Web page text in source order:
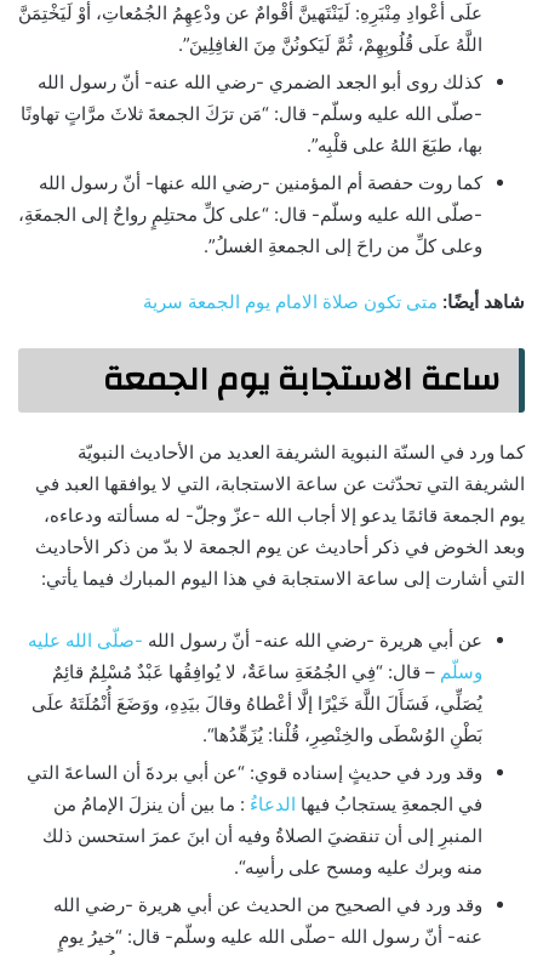
علَى أعْوادِ مِنْبَرِهِ: لَيَنْتَهينَّ أقْوامٌ عن ودْعِهِمُ الجُمُعاتِ، أوْ لَيَخْتِمَنَّ
اللَّهُ علَى قُلُوبِهِمْ، ثُمَّ لَيَكونُنَّ مِنَ الغافِلِينَ”.
كذلك روى أبو الجعد الضمري -رضي الله عنه- أنّ رسول الله
-صلّى الله عليه وسلّم- قال: “مَن ترَكَ الجمعةَ ثلاثَ مرَّاتٍ تهاونًا
بها، طبَعَ اللهُ على قلْبِه”.
كما روت حفصة أم المؤمنين -رضي الله عنها- أنّ رسول الله
-صلّى الله عليه وسلّم- قال: “على كلِّ محتلِمٍ رواحٌ إلى الجمعَةِ،
وعلى كلِّ من راحَ إلى الجمعةِ الغسلُ”.
شاهد أيضًا: متى تكون صلاة الامام يوم الجمعة سرية
ساعة الاستجابة يوم الجمعة
كما ورد في السنّة النبوية الشريفة العديد من الأحاديث النبويّة
الشريفة التي تحدّثت عن ساعة الاستجابة، التي لا يوافقها العبد في
يوم الجمعة قائمًا يدعو إلا أجاب الله -عزّ وجلّ- له مسألته ودعاءه،
وبعد الخوض في ذكر أحاديث عن يوم الجمعة لا بدّ من ذكر الأحاديث
التي أشارت إلى ساعة الاستجابة في هذا اليوم المبارك فيما يأتي:
عن أبي هريرة -رضي الله عنه- أنّ رسول الله -صلّى الله عليه
وسلّم – قال: “فِي الجُمُعَةِ ساعَةٌ، لا يُوافِقُها عَبْدٌ مُسْلِمٌ قائِمٌ
يُصَلِّي، فَسَأَلَ اللَّهَ خَيْرًا إلَّا أعْطاهُ وقالَ بيَدِهِ، ووَضَعَ أُنْمُلَتَهُ علَى
بَطْنِ الوُسْطَى والخِنْصِرِ، قُلْنا: يُزَهِّدُها“.
وقد ورد في حديثٍ إسناده قوي: “عن أبي بردةَ أن الساعةَ التي
في الجمعةِ يستجابُ فيها الدعاءُ : ما بين أن ينزلَ الإمامُ من
المنبرِ إلى أن تنقضيَ الصلاةُ وفيه أن ابنَ عمرَ استحسن ذلك
منه وبرك عليه ومسح على رأسِه“.
وقد ورد في الصحيح من الحديث عن أبي هريرة -رضي الله
عنه- أنّ رسول الله -صلّى الله عليه وسلّم- قال: “خيرُ يومٍ